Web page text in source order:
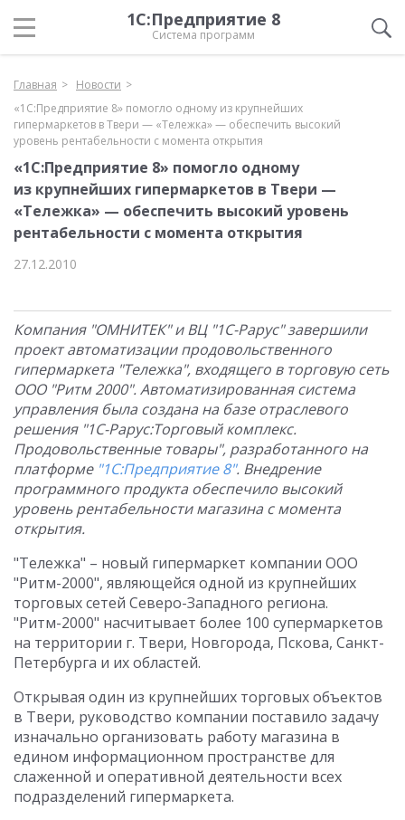
1С:Предприятие 8
Система программ
Главная
Новости
«1С:Предприятие 8» помогло одному из крупнейших
гипермаркетов в Твери — «Тележка» — обеспечить высокий
уровень рентабельности с момента открытия
«1С:Предприятие 8» помогло одному
из крупнейших гипермаркетов в Твери —
«Тележка» — обеспечить высокий уровень
рентабельности с момента открытия
27.12.2010
Компания "ОМНИТЕК" и ВЦ "1С-Рарус" завершили
проект автоматизации продовольственного
гипермаркета "Тележка", входящего в торговую сеть
ООО "Ритм 2000". Автоматизированная система
управления была создана на базе отраслевого
решения "1С-Рарус:Торговый комплекс.
Продовольственные товары", разработанного на
платформе "1С:Предприятие 8". Внедрение
программного продукта обеспечило высокий
уровень рентабельности магазина с момента
открытия.
"Тележка" – новый гипермаркет компании ООО
"Ритм-2000", являющейся одной из крупнейших
торговых сетей Северо-Западного региона.
"Ритм-2000" насчитывает более 100 супермаркетов
на территории г. Твери, Новгорода, Пскова, Санкт-
Петербурга и их областей.
Открывая один из крупнейших торговых объектов
в Твери, руководство компании поставило задачу
изначально организовать работу магазина в
едином информационном пространстве для
слаженной и оперативной деятельности всех
подразделений гипермаркета.